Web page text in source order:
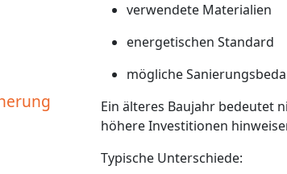
verwendete Materialien
energetischen Standard
mögliche
Ein älteres Baujahr bedeutet
höhere Investitionen
Typische Unterschiede: